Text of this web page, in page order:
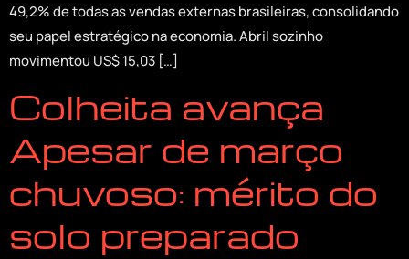
49,2% de todas as vendas externas brasileiras, consolidando
seu papel estratégico na economia. Abril sozinho
movimentou US$ 15,03 […]
Colheita avança
Apesar de março
chuvoso: mérito do
solo preparado